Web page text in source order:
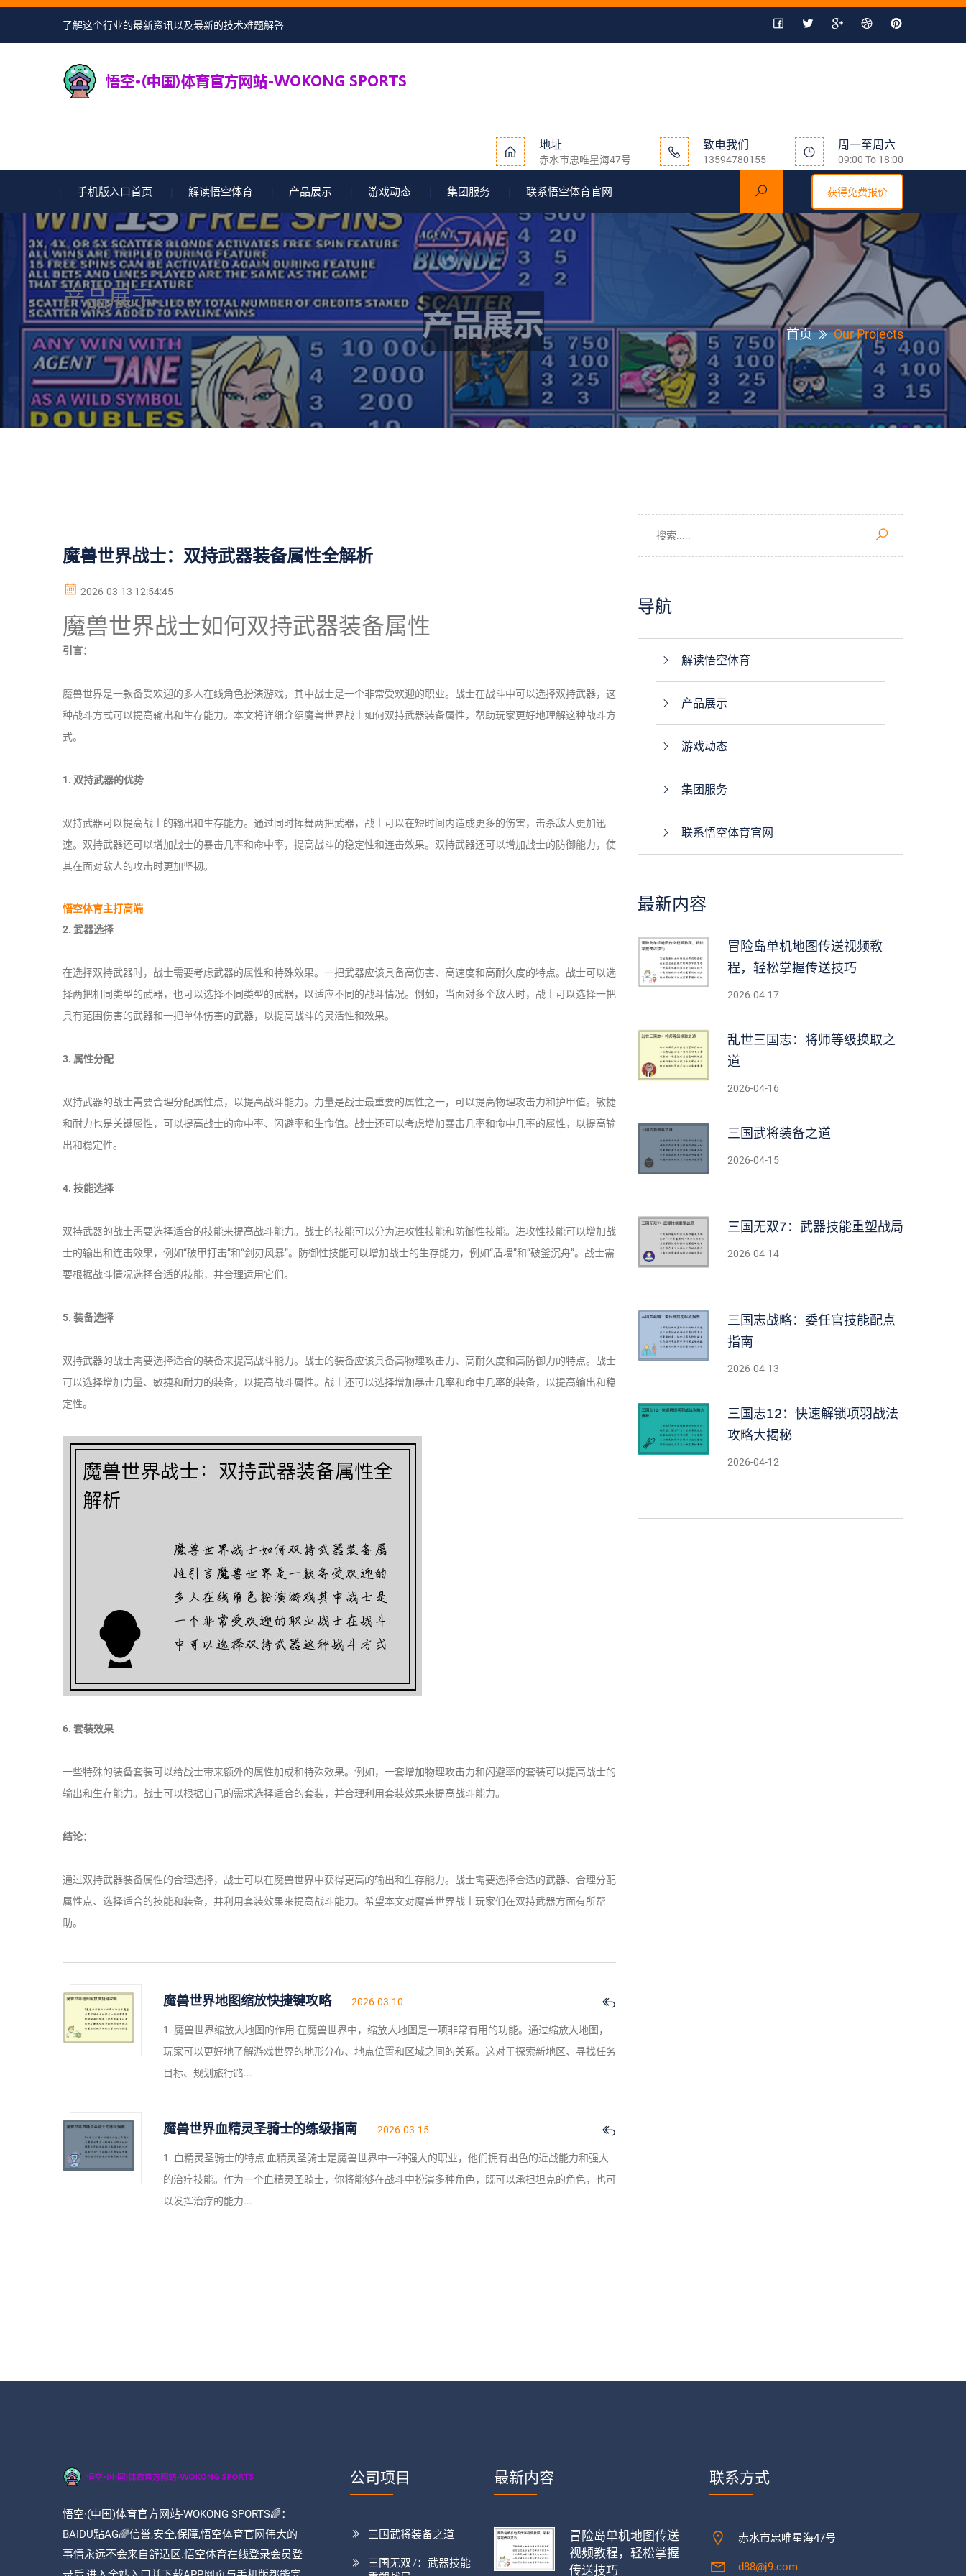
了解这个行业的最新资讯以及最新的技术难题解答
地址
赤水市忠唯星海47号
致电我们
13594780155
周一至周六
09:00 To 18:00
手机版入口首页 解读悟空体育 产品展示 游戏动态 集团服务 联系悟空体育官网 获得免费报价
产品展示
首页 Our Projects
魔兽世界战士：双持武器装备属性全解析
2026-03-13 12:54:45
魔兽世界战士如何双持武器装备属性
引言：
魔兽世界是一款备受欢迎的多人在线角色扮演游戏，其中战士是一个非常受欢迎的职业。战士在战斗中可以选择双持武器，这
种战斗方式可以提高输出和生存能力。本文将详细介绍魔兽世界战士如何双持武器装备属性，帮助玩家更好地理解这种战斗方
式。
1. 双持武器的优势
双持武器可以提高战士的输出和生存能力。通过同时挥舞两把武器，战士可以在短时间内造成更多的伤害，击杀敌人更加迅
速。双持武器还可以增加战士的暴击几率和命中率，提高战斗的稳定性和连击效果。双持武器还可以增加战士的防御能力，使
其在面对敌人的攻击时更加坚韧。
悟空体育主打高端
2. 武器选择
在选择双持武器时，战士需要考虑武器的属性和特殊效果。一把武器应该具备高伤害、高速度和高耐久度的特点。战士可以选
择两把相同类型的武器，也可以选择不同类型的武器，以适应不同的战斗情况。例如，当面对多个敌人时，战士可以选择一把
具有范围伤害的武器和一把单体伤害的武器，以提高战斗的灵活性和效果。
3. 属性分配
双持武器的战士需要合理分配属性点，以提高战斗能力。力量是战士最重要的属性之一，可以提高物理攻击力和护甲值。敏捷
和耐力也是关键属性，可以提高战士的命中率、闪避率和生命值。战士还可以考虑增加暴击几率和命中几率的属性，以提高输
出和稳定性。
4. 技能选择
双持武器的战士需要选择适合的技能来提高战斗能力。战士的技能可以分为进攻性技能和防御性技能。进攻性技能可以增加战
士的输出和连击效果，例如“破甲打击”和“剑刃风暴”。防御性技能可以增加战士的生存能力，例如“盾墙”和“破釜沉舟”。战士需
要根据战斗情况选择合适的技能，并合理运用它们。
5. 装备选择
双持武器的战士需要选择适合的装备来提高战斗能力。战士的装备应该具备高物理攻击力、高耐久度和高防御力的特点。战士
可以选择增加力量、敏捷和耐力的装备，以提高战斗属性。战士还可以选择增加暴击几率和命中几率的装备，以提高输出和稳
定性。
6. 套装效果
一些特殊的装备套装可以给战士带来额外的属性加成和特殊效果。例如，一套增加物理攻击力和闪避率的套装可以提高战士的
输出和生存能力。战士可以根据自己的需求选择适合的套装，并合理利用套装效果来提高战斗能力。
结论：
通过双持武器装备属性的合理选择，战士可以在魔兽世界中获得更高的输出和生存能力。战士需要选择合适的武器、合理分配
属性点、选择适合的技能和装备，并利用套装效果来提高战斗能力。希望本文对魔兽世界战士玩家们在双持武器方面有所帮
助。
魔兽世界地图缩放快捷键攻略 2026-03-10
1. 魔兽世界缩放大地图的作用 在魔兽世界中，缩放大地图是一项非常有用的功能。通过缩放大地图，
玩家可以更好地了解游戏世界的地形分布、地点位置和区域之间的关系。这对于探索新地区、寻找任务
目标、规划旅行路...
魔兽世界血精灵圣骑士的练级指南 2026-03-15
1. 血精灵圣骑士的特点 血精灵圣骑士是魔兽世界中一种强大的职业，他们拥有出色的近战能力和强大
的治疗技能。作为一个血精灵圣骑士，你将能够在战斗中扮演多种角色，既可以承担坦克的角色，也可
以发挥治疗的能力...
导航
解读悟空体育
产品展示
游戏动态
集团服务
联系悟空体育官网
最新内容
冒险岛单机地图传送视频教
程，轻松掌握传送技巧
2026-04-17
乱世三国志：将师等级换取之
道
2026-04-16
三国武将装备之道
2026-04-15
三国无双7：武器技能重塑战局
2026-04-14
三国志战略：委任官技能配点
指南
2026-04-13
三国志12：快速解锁项羽战法
攻略大揭秘
2026-04-12
悟空·(中国)体育官方网站-WOKONG SPORTS🌈：
BAIDU點AG🌈信誉,安全,保障,悟空体育官网伟大的
事情永远不会来自舒适区.悟空体育在线登录会员登
公司项目
三国武将装备之道
三国无双7：武器技能
最新内容
冒险岛单机地图传送
视频教程，轻松掌握
传送技巧
联系方式
赤水市忠唯星海47号
d88@j9.com